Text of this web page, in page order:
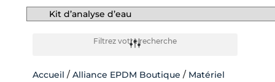
Filtrez votre recherche
Accueil / Alliance EPDM Boutique / Matériel